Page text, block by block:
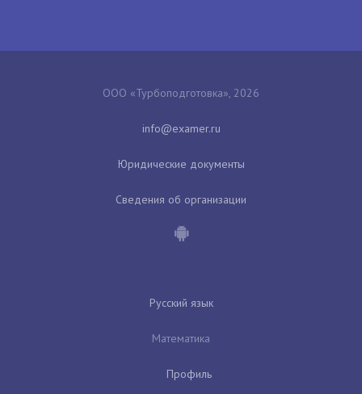
ООО «Турбоподготовка», 2026
Юридические документы
Сведения об организации
Русский язык
Математика
Профиль